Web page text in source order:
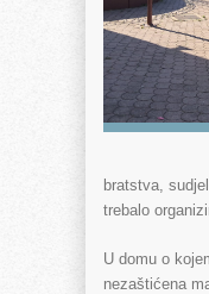
bratstva,
trebalo
U domu o
nezaštićena